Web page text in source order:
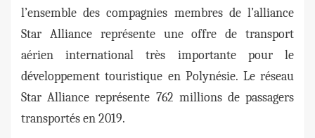
l’ensemble des compagnies membres de l’alliance
Star Alliance représente une offre de transport
aérien international très importante pour le
développement touristique en Polynésie. Le réseau
Star Alliance représente 762 millions de passagers
transportés en 2019.